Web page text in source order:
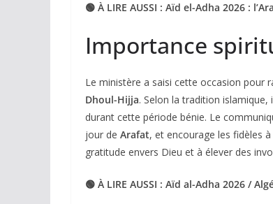
🟢 À LIRE AUSSI : Aïd el-Adha 2026 :
Importance
Le ministère a saisi cette occasion pour
Dhoul-Hijja. Selon la tradition
durant cette période bénie. Le
jour de Arafat, et encourage les fidèles
gratitude envers Dieu et à élever des
🟢 À LIRE AUSSI : Aïd al-Adha 2026 /